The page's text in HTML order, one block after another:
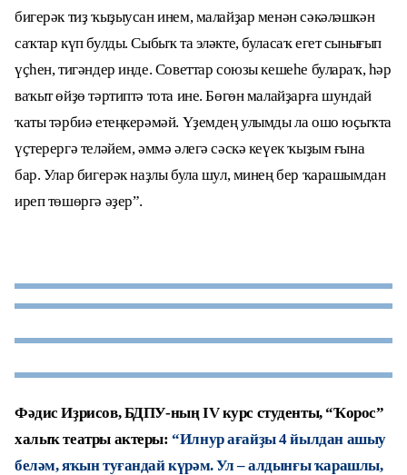
бигерәк тиҙ ҡыҙыусан инем, малайҙар менән сәкәләшкән
саҡтар күп булды. Сыбыҡ та эләкте, буласаҡ егет сынығып
үҫһен, тигәндер инде. Советтар союзы кешеһе булараҡ, һәр
ваҡыт өйҙө тәртиптә тота ине. Бөгөн малайҙарға шундай
ҡаты тәрбиә етеңкерәмәй. Үҙемдең улымды ла ошо юҫыҡта
үҫтерергә теләйем, әммә әлегә сәскә кеүек ҡыҙым ғына
бар. Улар бигерәк наҙлы була шул, минең бер ҡарашымдан
иреп төшөргә әҙер”.
Фәдис Иҙрисов, БДПУ-ның IV курс студенты, “Ҡорос”
халыҡ театры актеры: “Илнур ағайҙы 4 йылдан ашыу
беләм, яҡын туғандай күрәм. Ул – алдынғы ҡарашлы,